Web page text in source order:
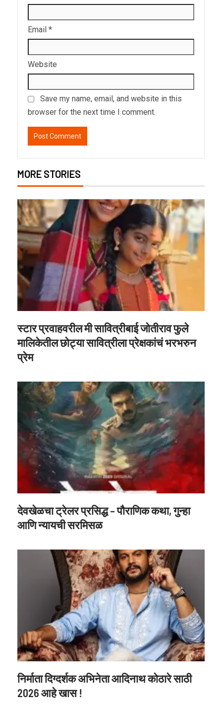
Email *
Website
Save my name, email, and website in this
browser for the next time I comment.
MORE STORIES
स्टार प्रवाहवरील मी सावित्रीबाई जोतीराव फुले
मालिकेतील छोट्या सावित्रीला प्रेक्षकांचं भरभरुन
प्रेम
देवखेळचा ट्रेलर प्रसिद्ध – पौराणिक कथा, गुन्हा
आणि न्यायची सरमिसळ
निर्माता दिग्दर्शक अभिनेता आदिनाथ कोठारे साठी
2026 आहे खास !